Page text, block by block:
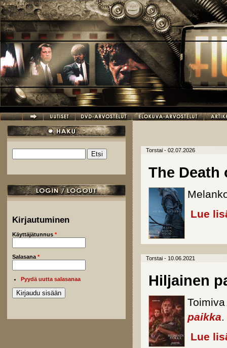
Hyppää pääsisältöön
Hakulomake
Kirjautuminen
Käyttäjätunnus *
Salasana *
Pyydä uutta salasanaa
Torstai - 02.07.2026
The Death
Lue
Torstai - 10.06.2021
Hiljainen
paikka.
Lue